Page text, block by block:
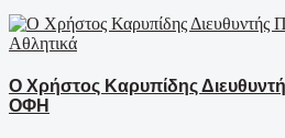
Αθλητικά
Ο Χρήστος Καρυπίδης
ΟΦΗ